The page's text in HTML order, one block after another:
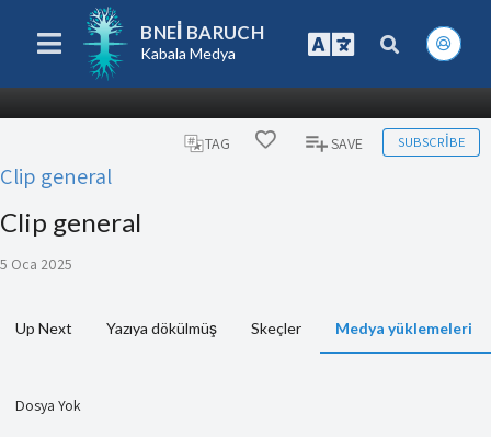
BNEI BARUCH
Kabala Medya
TAG SAVE SUBSCRIBE
Clip general
Clip general
5 Oca 2025
Up Next Yazıya dökülmüş Skeçler Medya yüklemeleri
Dosya Yok